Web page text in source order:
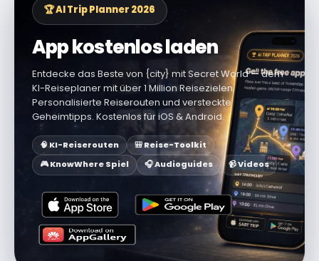
🏆 AI Trip Planner 2026
App kostenlos laden
Entdecke das Beste von {city} mit Secret World — dem
KI-Reiseplaner mit über 1 Million Reisezielen.
Personalisierte Reiserouten und versteckte
Geheimtipps. Kostenlos für iOS & Android.
🧠 KI-Reiserouten
🎒 Reise-Toolkit
🎮 KnowWhere Spiel
🎧 Audioguides 📹 Videos